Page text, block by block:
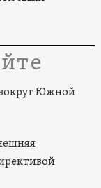
Южной